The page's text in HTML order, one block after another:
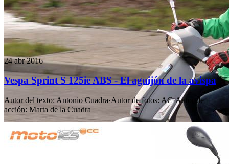
24 abr 2016
Vespa Sprint S 125ie ABS - El aguijón de la avispa
Autor del texto: Antonio Cuadra·Autor de fotos: AC·Autor de
acción: Marta de la Cuadra